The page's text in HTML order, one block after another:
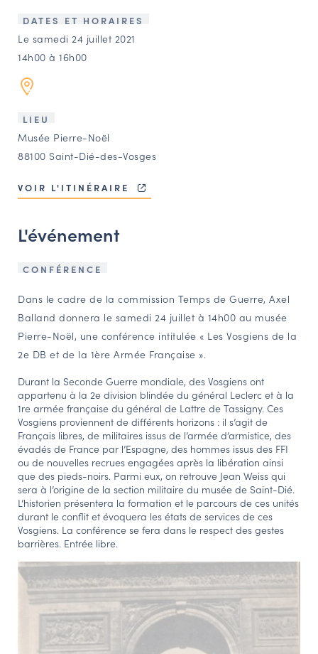
CONTACT
Agenda
Annuaire
Ressources
OFFRES D’EMPLOI ET DE STAGE
OUTILS EN LIGNE
Espace acteurs
NAVIGATION FILTRÉE « ACTEURS »
PORTAIL CULTURE
Comité d'Histoire Régionale
Service Inventaire et Patrimoines de la Région Grand Est
VOUS ÊTES…
Amateurs d’histoire et de patrimoine
Responsables de structures
DATES ET HORAIRES
Le samedi 24 juillet 2021
14h00 à 16h00
LIEU
Musée Pierre-Noël
88100 Saint-Dié-des-Vosges
VOIR L'ITINÉRAIRE
L'événement
CONFÉRENCE
Dans le cadre de la commission Temps de Guerre, Axel
Balland donnera le samedi 24 juillet à 14h00 au musée
Pierre-Noël, une conférence intitulée « Les Vosgiens de la
2e DB et de la 1ère Armée Française ».
Durant la Seconde Guerre mondiale, des Vosgiens ont
appartenu à la 2e division blindée du général Leclerc et à la
1re armée française du général de Lattre de Tassigny. Ces
Vosgiens proviennent de différents horizons : il s’agit de
Français libres, de militaires issus de l’armée d’armistice, des
évadés de France par l’Espagne, des hommes issus des FFI
ou de nouvelles recrues engagées après la libération ainsi
que des pieds-noirs. Parmi eux, on retrouve Jean Weiss qui
sera à l’origine de la section militaire du musée de Saint-Dié.
L’historien présentera la formation et le parcours de ces unités
durant le conflit et évoquera les états de services de ces
Vosgiens. La conférence se fera dans le respect des gestes
barrières. Entrée libre.